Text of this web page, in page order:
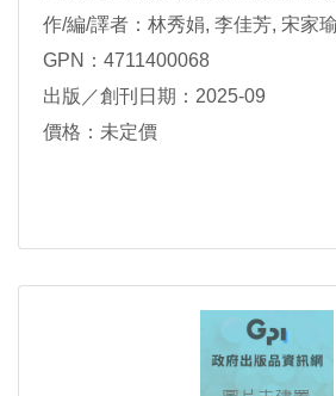
作/編/譯者：林秀娟, 李佳芳, 宋家
GPN：4711400068
出版／創刊日期：2025-09
價格：未定價